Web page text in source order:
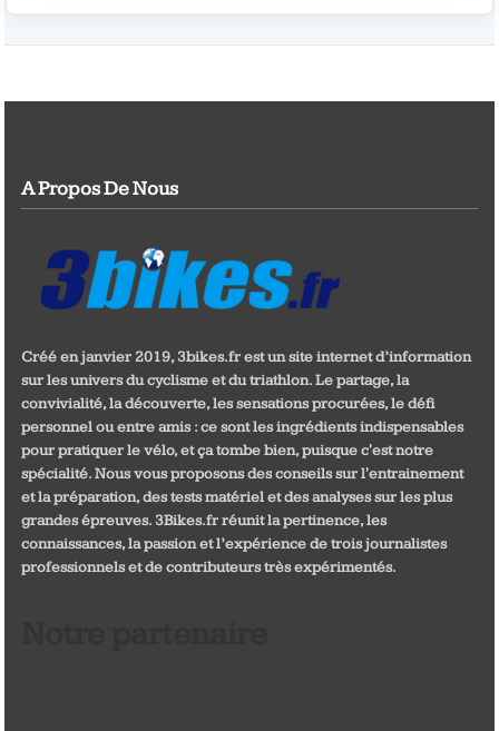
A Propos De Nous
Créé en janvier 2019, 3bikes.fr est un site internet d’information
sur les univers du cyclisme et du triathlon. Le partage, la
convivialité, la découverte, les sensations procurées, le défi
personnel ou entre amis : ce sont les ingrédients indispensables
pour pratiquer le vélo, et ça tombe bien, puisque c'est notre
spécialité. Nous vous proposons des conseils sur l'entrainement
et la préparation, des tests matériel et des analyses sur les plus
grandes épreuves. 3Bikes.fr réunit la pertinence, les
connaissances, la passion et l’expérience de trois journalistes
professionnels et de contributeurs très expérimentés.